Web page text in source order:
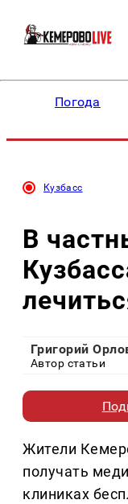
Погода
Кузбасс
В
Григорий
Автор статьи
Жители
получать
клиниках